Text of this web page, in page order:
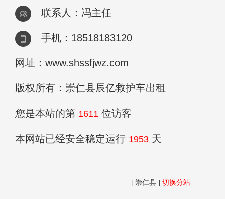
联系人：冯主任
手机：18518183120
网址：www.shssfjwz.com
版权所有：崇仁县辰亿救护车出租
您是本站的第 1611 位访客
本网站已经安全稳定运行 1953 天
[ 崇仁县 ] 切换分站